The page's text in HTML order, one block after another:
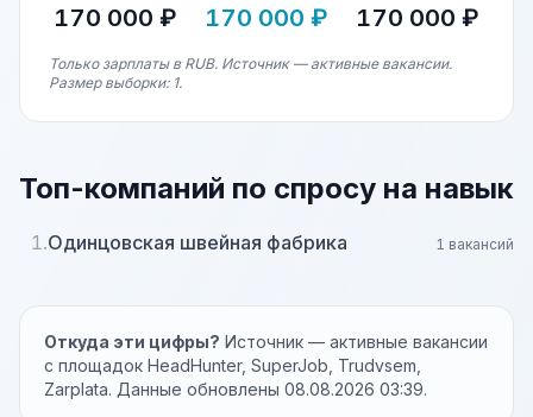
170 000 ₽ 170 000 ₽ 170 000 ₽
Только зарплаты в RUB. Источник — активные вакансии.
Размер выборки: 1.
Топ-компаний по спросу на навык
1.Одинцовская швейная фабрика 1 вакансий
Откуда эти цифры? Источник — активные вакансии
с площадок HeadHunter, SuperJob, Trudvsem,
Zarplata. Данные обновлены 08.08.2026 03:39.